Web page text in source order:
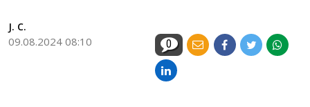
J. C.
09.08.2024 08:10 0